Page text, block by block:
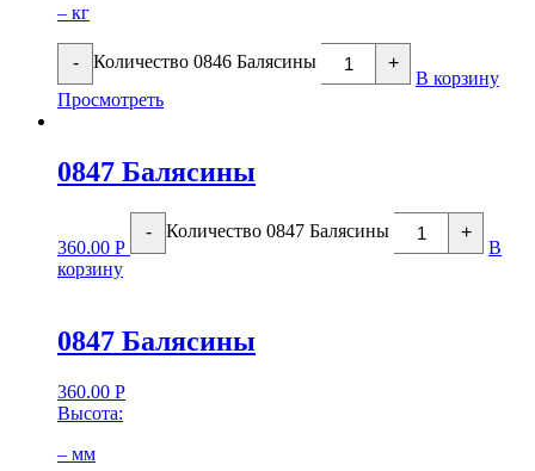
– кг
- Количество 0846 Балясины +
В корзину
Просмотреть
0847 Балясины
360.00 Р
- Количество 0847 Балясины +
В
корзину
0847 Балясины
360.00 Р
Высота:
– мм